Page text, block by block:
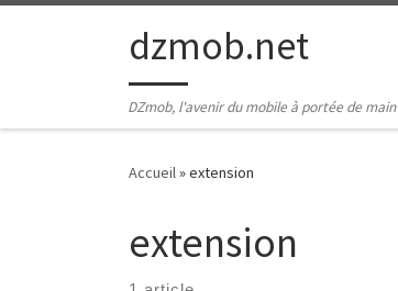
Passer au contenudzmob.net
DZmob, l'avenir du mobile à portée de main
Accueil»extension
extension